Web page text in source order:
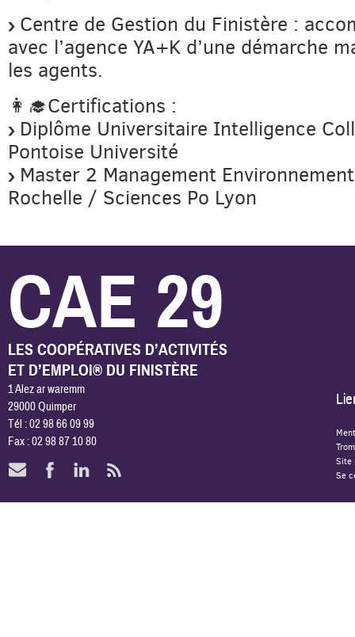
Centre de Gestion du Finistère :
avec l’agence YA+K d’une démarche
les agents.
👩‍🎓Certifications :
Diplôme Universitaire Intelligence
Pontoise Université
Master 2 Management
Rochelle / Sciences Po Lyon
CAE 29
LES COOPÉRATIVES D’ACTIVITÉS
ET D’EMPLOI® DU FINISTÈRE
1 Alez ar waremm
29000 Quimper
Tél : 02 98 66 09 99
Fax : 02 98 87 10 80
Site
Se